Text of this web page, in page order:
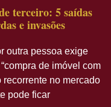
terceiro: 5 saídas
e invasões
outra pessoa exige
de imóvel com
recorrente no mercado
pode ficar